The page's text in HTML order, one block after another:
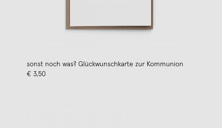
sonst noch was? Glückwunschkarte zur Kommunion
€ 3,50